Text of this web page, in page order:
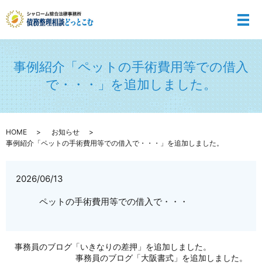
メ
事例紹介「ペットの手術費用等での借入
で・・・」を追加しました。
HOME
お知らせ
事例紹介「ペットの手術費用等での借入で・・・」を追加しました。
2026/06/13
ペットの手術費用等での借入で・・・
事務員のブログ「いきなりの差押」を追加しました。
事務員のブログ「大阪書式」を追加しました。